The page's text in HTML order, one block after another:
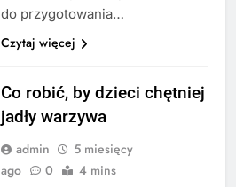
do przygotowania…
Czytaj więcej
Co robić, by dzieci chętniej
jadły warzywa
admin
5 miesięcy
ago
0 4 mins